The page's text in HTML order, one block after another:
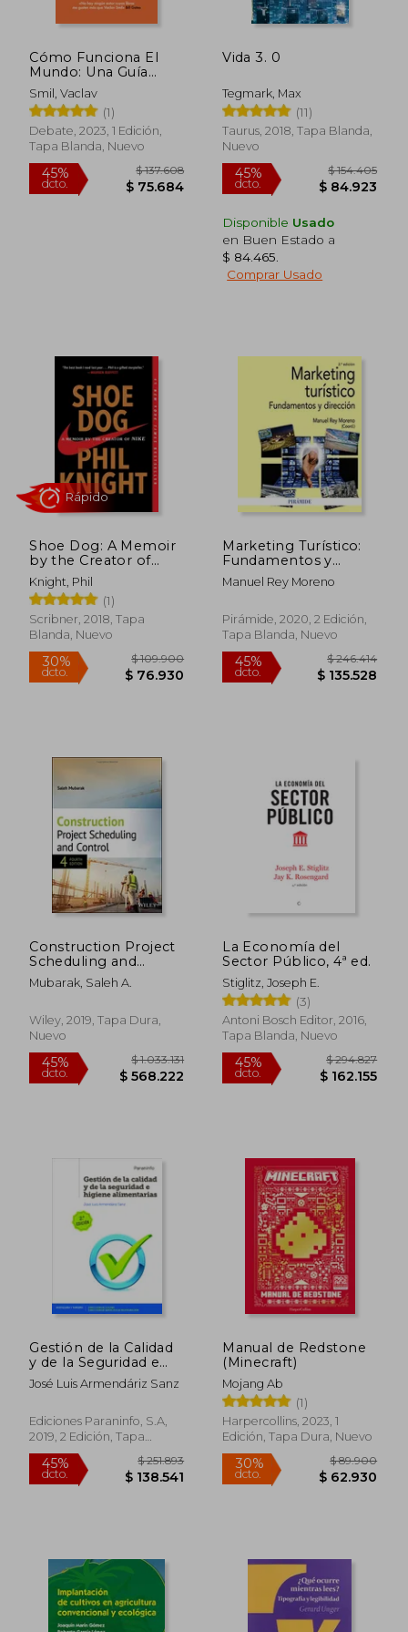
45%
dcto. $ 100.627
20%
dcto. $
Cómo Funciona El
Mundo: Una Guía
Científica de Nuestro
Pasado, Presente Y
Futuro / How the
World Really Works
Smil, Vaclav
(1)
Debate, 2023, 1 Edición,
Tapa Blanda, Nuevo
45%
dcto.
$ 137.608
$ 75.684
Vida 3. 0
Tegmark, Max
(11)
Taurus, 2018, Tapa Blanda,
Nuevo
45%
dcto.
Disponible Usado
en Buen Estado a
$ 84.465
Comprar Usado
Shoe Dog: A Memoir
by the Creator of
Nike (en Inglés)
Knight, Phil
(1)
Scribner, 2018, Tapa
Blanda, Nuevo
Rápido
Marketing Turístico:
Fundamentos y
Dirección (Economía
y Empresa)
Manuel Rey Moreno
Pirámide, 2020, 2 Edición,
Tapa Blanda, Nuevo
Construction Project
Scheduling and
Control (en Inglés)
Mubarak, Saleh A.
Wiley, 2019, Tapa Dura,
Nuevo
$ 568.222
La Economía del
Sector Público, 4ª ed.
Stiglitz, Joseph E.
(3)
Antoni Bosch Editor, 2016,
Tapa Blanda, Nuevo
Gestión de la Calidad
y de la Seguridad e
Higiene Alimentarias
2ª Edición 2019
José Luis Armendáriz Sanz
Ediciones Paraninfo, S.A,
2019, 2 Edición, Tapa
Blanda, Nuevo
Manual de Redstone
(Minecraft)
Mojang Ab
(1)
Harpercollins, 2023, 1
Edición, Tapa Dura, Nuevo